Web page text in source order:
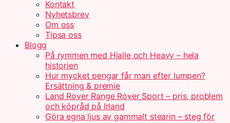
Kontakt
Nyhetsbrev
Om oss
Tipsa oss
Blogg
På rymmen med Hjalle och Heavy – hela
historien
Hur mycket pengar får man efter lumpen?
Ersättning & premie
Land Rover Range Rover Sport – pris, problem
och köpråd på Irland
Göra egna ljus av gammalt stearin – steg för